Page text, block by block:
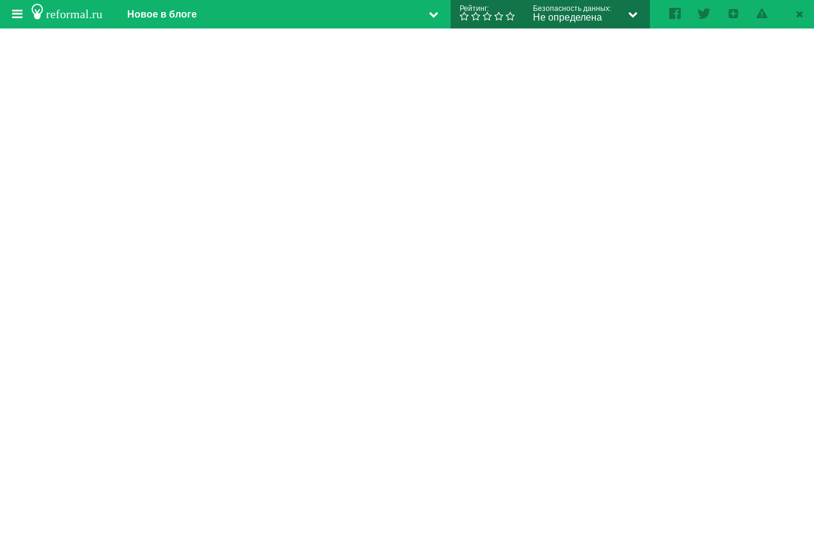
reformal.ru Рейтинг: Безопасность данных:
Не определена
Новое в блоге